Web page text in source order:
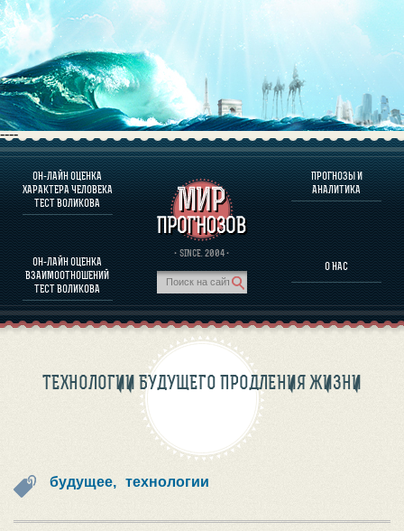
----
ОН-ЛАЙН ОЦЕНКА
ХАРАКТЕРА ЧЕЛОВЕКА
ТЕСТ ВОЛИКОВА
ОН-ЛАЙН ОЦЕНКА
ВЗАИМООТНОШЕНИЙ
ТЕСТ ВОЛИКОВА
· SINCE. 2004 ·
ПРОГНОЗЫ И
АНАЛИТИКА
О НАС
О ПРОГРАММЕ
ОЦЕНКА ХАРАКТЕРA ЧЕЛОВЕКА
ОЦЕНКА ХАРАКТЕРА ВЫДАЮЩИХСЯ ЛИЧНОСТЕЙ
О ПРОГРАММЕ
ПРОГНОЗЫ И АНАЛИТИКА
ТЕХНОЛОГИИ БУДУЩЕГО ПРОДЛЕНИЯ ЖИЗНИ
будущее, технологии